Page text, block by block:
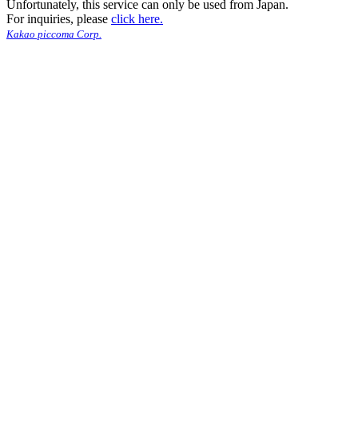
Unfortunately, this service can only be used from Japan.
For inquiries, please click here.
Kakao piccoma Corp.